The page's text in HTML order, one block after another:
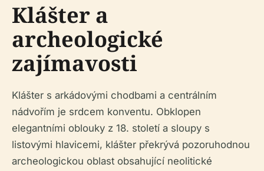
Klášter a
archeologické
zajímavosti
Klášter s arkádovými chodbami a centrálním
nádvořím je srdcem konventu. Obklopen
elegantními oblouky z 18. století a sloupy s
listovými hlavicemi, klášter překrývá pozoruhodnou
archeologickou oblast obsahující neolitické